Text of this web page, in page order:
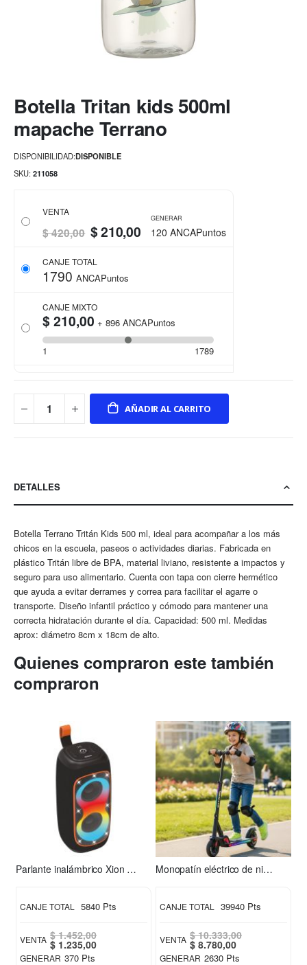
al
comienzo
de
galería
de
Botella Tritan kids 500ml
mapache Terrano
DISPONIBILIDAD:DISPONIBLE
SKU 211058
VENTA
$ 420,00 $ 210,00
GENERAR
120 ANCAPuntos
CANJE TOTAL
1790ANCAPuntos
CANJE MIXTO
$ 210,00 +896 ANCAPuntos
1 1789
AÑADIR AL CARRITO
DETALLES
Botella Terrano Tritán Kids 500 ml, ideal para acompañar a los más
chicos en la escuela, paseos o actividades diarias. Fabricada en
plástico Tritán libre de BPA, material liviano, resistente a impactos y
seguro para uso alimentario. Cuenta con tapa con cierre hermético
que ayuda a evitar derrames y correa para facilitar el agarre o
transporte. Diseño infantil práctico y cómodo para mantener una
correcta hidratación durante el día. Capacidad: 500 ml. Medidas
aprox: diámetro 8cm x 18cm de alto.
Quienes compraron este también
compraron
Parlante inalámbrico Xion XI-XT31
CANJE TOTAL 5840 Pts
VENTA $ 1.452,00
Special
Price
$ 1.235,00
GENERAR 370 Pts
Monopatín eléctrico de niño S2 Xion
CANJE TOTAL 39940 Pts
VENTA $ 10.333,00
Special
Price
$ 8.780,00
GENERAR 2630 Pts